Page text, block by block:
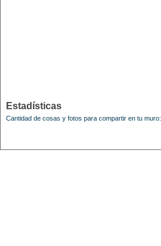
Estadísticas
Cantidad de cosas y fotos para compartir en tu muro: